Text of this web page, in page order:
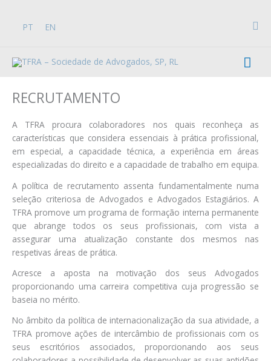
contentPT EN
RECRUTAMENTO
A TFRA procura colaboradores nos quais reconheça as
características que considera essenciais à prática profissional,
em especial, a capacidade técnica, a experiência em áreas
especializadas do direito e a capacidade de trabalho em equipa.
A política de recrutamento assenta fundamentalmente numa
seleção criteriosa de Advogados e Advogados Estagiários. A
TFRA promove um programa de formação interna permanente
que abrange todos os seus profissionais, com vista a
assegurar uma atualização constante dos mesmos nas
respetivas áreas de prática.
Acresce a aposta na motivação dos seus Advogados
proporcionando uma carreira competitiva cuja progressão se
baseia no mérito.
No âmbito da política de internacionalização da sua atividade, a
TFRA promove ações de intercâmbio de profissionais com os
seus escritórios associados, proporcionando aos seus